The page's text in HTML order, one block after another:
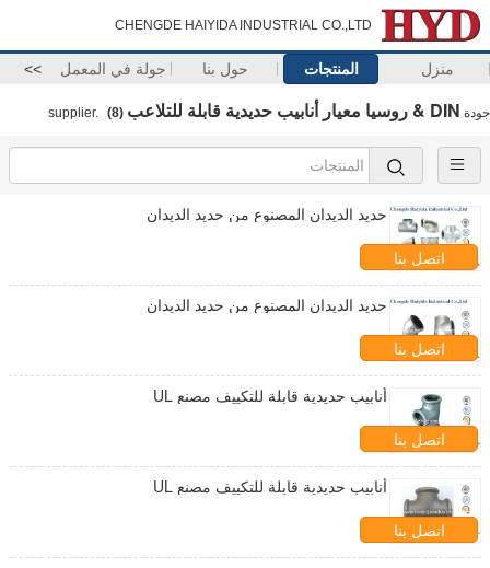
CHENGDE HAIYIDA INDUSTRIAL CO.,LTD
منزل المنتجات حول بنا جولة في المعمل >>
جودة DIN & روسيا معيار أنابيب حديدية قابلة للتلاعب (8)
حديد الديدان المصنوع من حديد الديدان
اتصل بنا
حديد الديدان المصنوع من حديد الديدان
اتصل بنا
أنابيب حديدية قابلة للتكييف مصنع UL
اتصل بنا
أنابيب حديدية قابلة للتكييف مصنع UL
اتصل بنا